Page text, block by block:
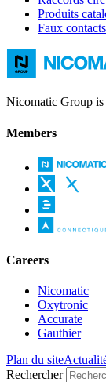
Produits
Faux
Nicomatic Group is
Members
Careers
Nicomatic
Oxytronic
Accurate
Gauthier
Plan du site
Rechercher